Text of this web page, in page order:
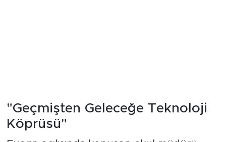
"Geçmişten Geleceğe Teknoloji
Köprüsü"